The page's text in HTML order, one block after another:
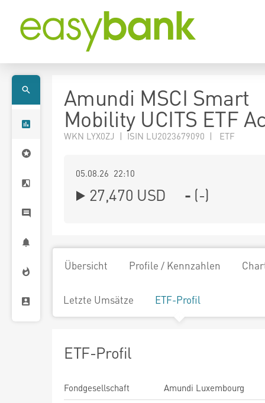
Amundi MSCI Smart
Mobility UCITS ETF
WKN LYX0ZJ | ISIN LU2023679090 | ETF
05.08.26 22:10
27,470 USD - (-)
Übersicht Profile / Kennzahlen
Letzte Umsätze ETF-Profil
ETF-Profil
Fondgesellschaft
Amundi Luxembourg